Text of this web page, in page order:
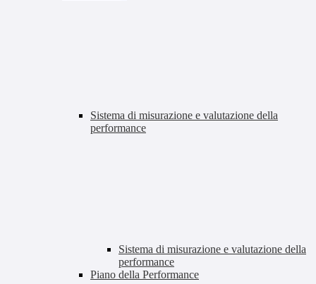
Sistema di misurazione e valutazione della
performance
Sistema di misurazione e valutazione della
performance
Piano della Performance